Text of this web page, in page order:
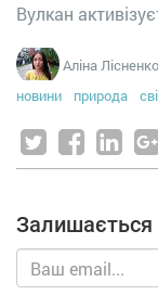
Вулкан
Аліна Лісненко
новини
природа